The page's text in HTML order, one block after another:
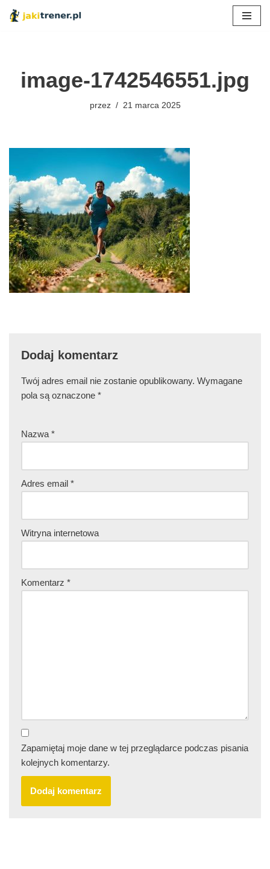
image-1742546551.jpg
przez 21 marca 2025
Dodaj komentarz
Twój adres email nie zostanie opublikowany. Wymagane
pola są oznaczone *
Nazwa *
Adres email *
Witryna internetowa
Komentarz *
Zapamiętaj moje dane w tej przeglądarce podczas pisania
kolejnych komentarzy.